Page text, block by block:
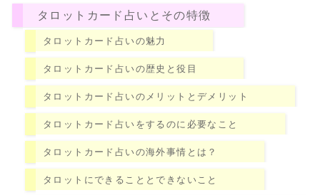
タロットカード占いとその特徴
タロットカード占いの魅力
タロットカード占いの歴史と役目
タロットカード占いのメリットとデメリット
タロットカード占いをするのに必要なこと
タロットカード占いの海外事情とは？
タロットにできることとできないこと